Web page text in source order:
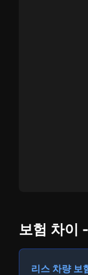
보험 차이
리스 차량 보